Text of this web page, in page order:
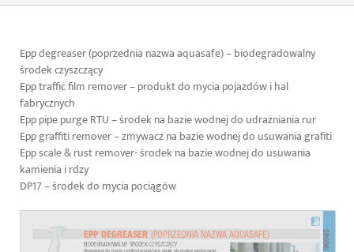
Epp degreaser (poprzednia nazwa aquasafe) – biodegradowalny
środek czyszczący
Epp traffic film remover – produkt do mycia pojazdów i hal
fabrycznych
Epp pipe purge RTU – środek na bazie wodnej do udrażniania rur
Epp graffiti remover – zmywacz na bazie wodnej do usuwania grafiti
Epp scale & rust remover- środek na bazie wodnej do usuwania
kamienia i rdzy
DP17 – środek do mycia pociągów